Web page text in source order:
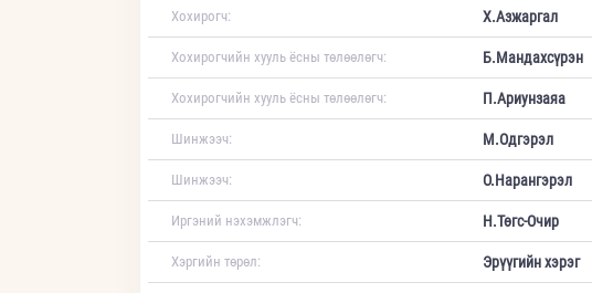
Хохирогч: Х.Азжаргал
Хохирогчийн хууль ёсны төлөөлөгч: Б.Мандахсүрэн
Хохирогчийн хууль ёсны төлөөлөгч: П.Ариунзаяа
Шинжээч: М.Одгэрэл
Шинжээч: О.Нарангэрэл
Иргэний нэхэмжлэгч: Н.Төгс-Очир
Хэргийн төрөл: Эрүүгийн хэрэг